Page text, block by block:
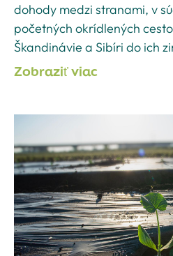
dohody medzi stranami, v
početných okrídlených
Škandinávie a Sibíri do ich
Zobraziť viac